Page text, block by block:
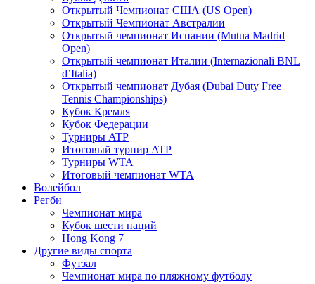
Открытый Чемпионат США (US Open)
Открытый Чемпионат Австралии
Открытый чемпионат Испании (Mutua Madrid
Open)
Открытый чемпионат Италии (Internazionali BNL
d’Italia)
Открытый чемпионат Дубая (Dubai Duty Free
Tennis Championships)
Кубок Кремля
Кубок Федерации
Турниры ATP
Итоговый турнир ATP
Турниры WTA
Итоговый чемпионат WTA
Волейбол
Регби
Чемпионат мира
Кубок шести наций
Hong Kong 7
Другие виды спорта
Футзал
Чемпионат мира по пляжному футболу